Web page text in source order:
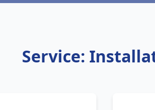
Service: